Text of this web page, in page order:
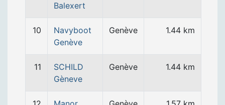
Balexert
10
Navyboot
Genève
Genève 1.44 km
11
SCHILD
Gèneve
Genève 1.44 km